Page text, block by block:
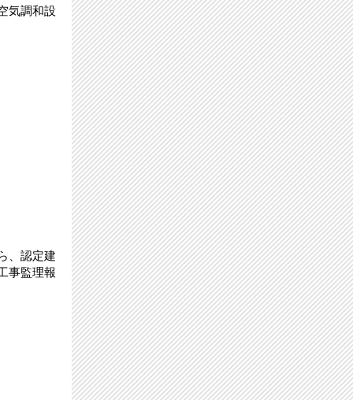
気調和設
、認定建
事監理報